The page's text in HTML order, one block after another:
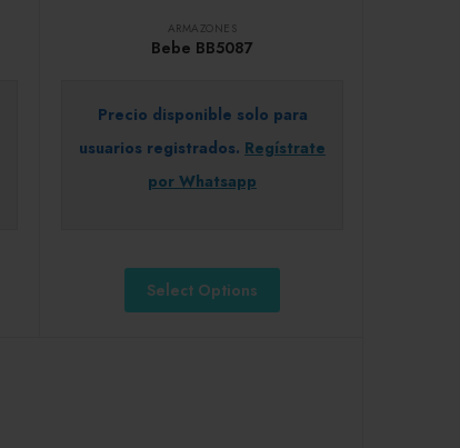
ARMAZONES
Bebe BB5087
Precio disponible solo para
usuarios registrados. Regístrate
por Whatsapp
Select Options